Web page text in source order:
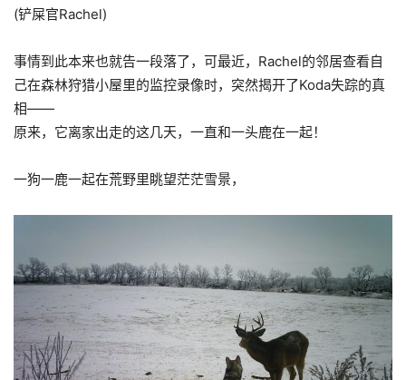
(铲屎官Rachel)
事情到此本来也就告一段落了，可最近，Rachel的邻居查看自
己在森林狩猎小屋里的监控录像时，突然揭开了Koda失踪的真
相——
原来，它离家出走的这几天，一直和一头鹿在一起！
一狗一鹿一起在荒野里眺望茫茫雪景，